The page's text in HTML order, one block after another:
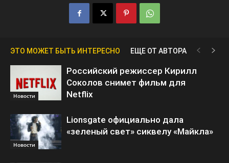
ЭТО МОЖЕТ БЫТЬ ИНТЕРЕСНО ЕЩЕ ОТ АВТОРА
Новости
Российский режиссер Кирилл
Соколов снимет фильм для
Netflix
Новости
Lionsgate официально дала
«зеленый свет» сиквелу «Майкла»